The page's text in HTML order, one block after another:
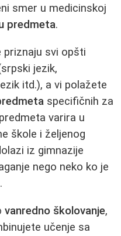
smer u medicinskoj
predmeta.
priznaju svi opšti
jezik,
itd.), a vi polažete
specifičnih za
varira u
škole i željenog
iz gimnazije
nego neko ko je
vanredno školovanje,
učenje sa